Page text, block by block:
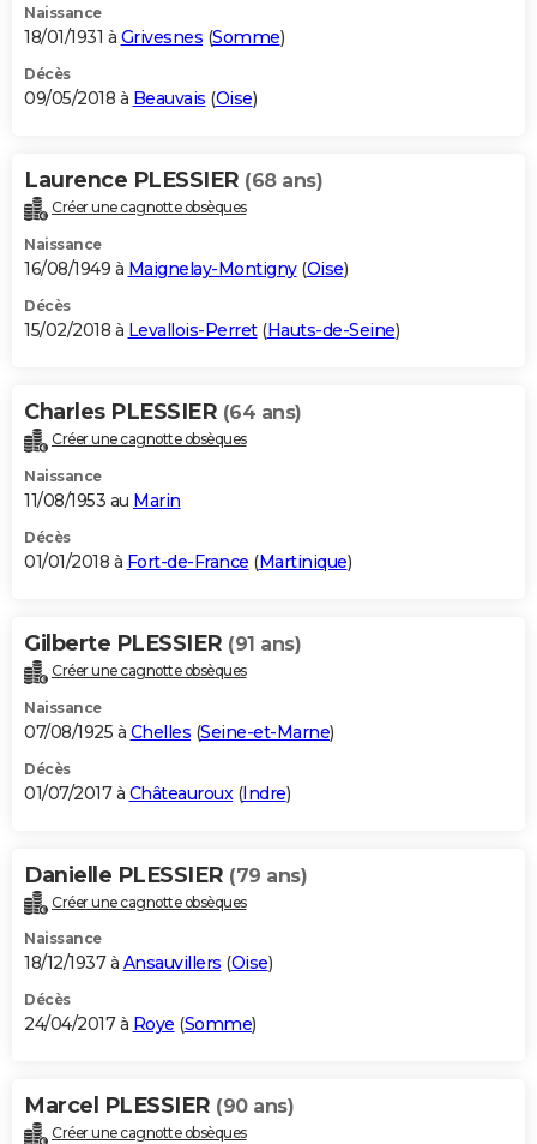
Naissance
18/01/1931 à Grivesnes (Somme)
Décès
09/05/2018 à Beauvais (Oise)
Laurence PLESSIER (68 ans)
Créer une cagnotte obsèques
Naissance
16/08/1949 à Maignelay-Montigny(Oise)
Décès
15/02/2018 à Levallois-Perret(Hauts-de-Seine)
Charles PLESSIER (64 ans)
Créer une cagnotte obsèques
Naissance
11/08/1953 au Marin
Décès
01/01/2018 à Fort-de-France (Martinique)
Gilberte PLESSIER (91 ans)
Créer une cagnotte obsèques
Naissance
07/08/1925 à Chelles (Seine-et-Marne)
Décès
01/07/2017 à Châteauroux (Indre)
Danielle PLESSIER (79 ans)
Créer une cagnotte obsèques
Naissance
18/12/1937 à Ansauvillers (Oise)
Décès
24/04/2017 à Roye (Somme)
Marcel PLESSIER (90 ans)
Créer une cagnotte obsèques